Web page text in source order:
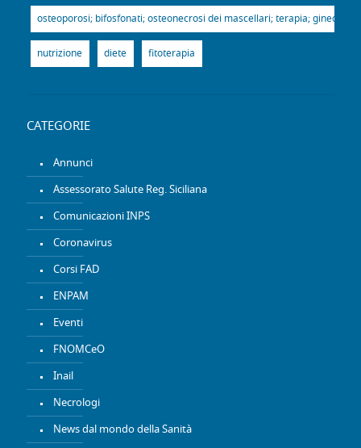
osteoporosi; bifosfonati; osteonecrosi dei mascellari; terapia;
nutrizione diete fitoterapia
CATEGORIE
Annunci
Assessorato Salute Reg. Siciliana
Comunicazioni INPS
Coronavirus
Corsi FAD
ENPAM
Eventi
FNOMCeO
Inail
Necrologi
News dal mondo della Sanità